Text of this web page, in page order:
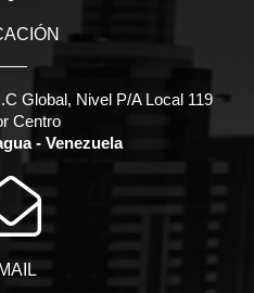
Global, Nivel P/A Local 119
Centro
- Venezuela